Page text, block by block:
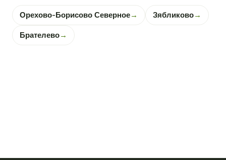
Орехово-Борисово Северное→ Зябликово→
Брателево→